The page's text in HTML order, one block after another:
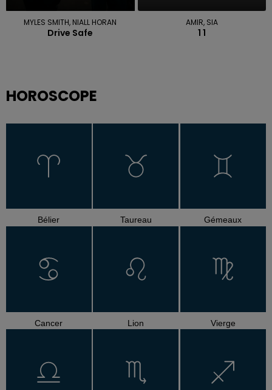
MYLES SMITH, NIALL HORAN
Drive Safe
AMIR, SIA
1 1
HOROSCOPE
Bélier Taureau Gémeaux
Cancer Lion Vierge